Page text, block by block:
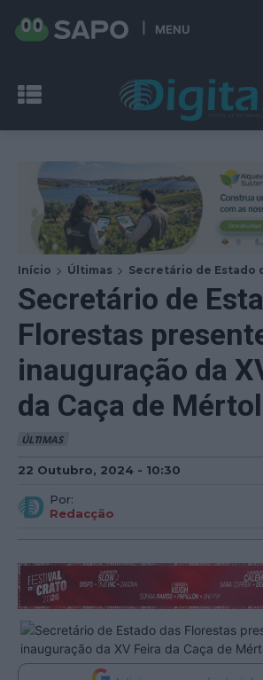
MENU
Início Últimas Secretário de Estado
Secretário de
Florestas
inauguração da
da Caça de
ÚLTIMAS
22 Outubro, 2024 - 10:30
Por:
Redacção